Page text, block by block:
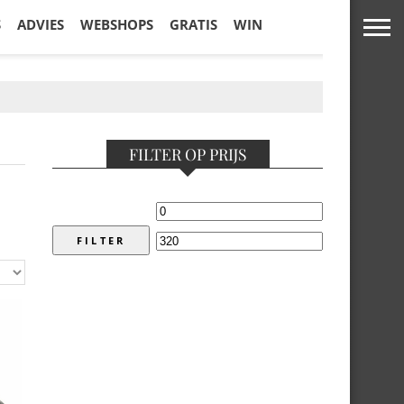
ADVIES WEBSHOPS GRATIS WIN
FILTER OP PRIJS
FILTER